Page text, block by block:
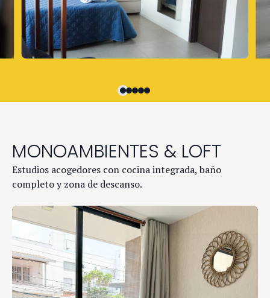
MONOAMBIENTES & LOFT
Estudios acogedores con cocina integrada, baño
completo y zona de descanso.